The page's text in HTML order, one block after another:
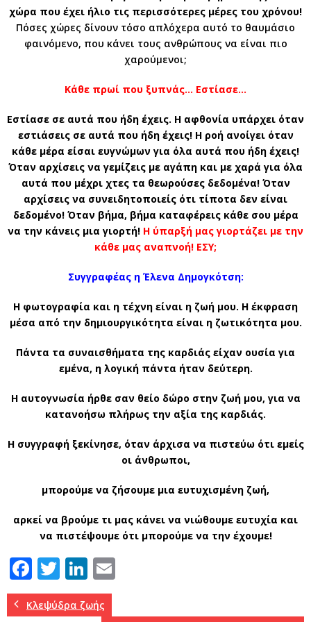
χώρα που έχει ήλιο τις περισσότερες μέρες του χρόνου!
Πόσες χώρες δίνουν τόσο απλόχερα αυτό το θαυμάσιο
φαινόμενο, που κάνει τους ανθρώπους να είναι πιο
χαρούμενοι;
Κάθε πρωί που ξυπνάς… Εστίασε…
Εστίασε σε αυτά που ήδη έχεις. Η αφθονία υπάρχει όταν
εστιάσεις σε αυτά που ήδη έχεις! Η ροή ανοίγει όταν
κάθε μέρα είσαι ευγνώμων για όλα αυτά που ήδη έχεις!
Όταν αρχίσεις να γεμίζεις με αγάπη και με χαρά για όλα
αυτά που μέχρι χτες τα θεωρούσες δεδομένα! Όταν
αρχίσεις να συνειδητοποιείς ότι τίποτα δεν είναι
δεδομένο! Όταν βήμα, βήμα καταφέρεις κάθε σου μέρα
να την κάνεις μια γιορτή! Η ύπαρξή μας γιορτάζει με την
κάθε μας αναπνοή! ΕΣΥ;
Συγγραφέας η Έλενα Δημογκότση:
Η φωτογραφία και η τέχνη είναι η ζωή μου. Η έκφραση
μέσα από την δημιουργικότητα είναι η ζωτικότητα μου.
Πάντα τα συναισθήματα της καρδιάς είχαν ουσία για
εμένα, η λογική πάντα ήταν δεύτερη.
Η αυτογνωσία ήρθε σαν θείο δώρο στην ζωή μου, για να
κατανοήσω πλήρως την αξία της καρδιάς.
Η συγγραφή ξεκίνησε, όταν άρχισα να πιστεύω ότι εμείς
οι άνθρωποι,
μπορούμε να ζήσουμε μια ευτυχισμένη ζωή,
αρκεί να βρούμε τι μας κάνει να νιώθουμε ευτυχία και
να πιστέψουμε ότι μπορούμε να την έχουμε!
F
a
c
T
w
it
Li
n
k ai
Κλεψύδρα ζωής